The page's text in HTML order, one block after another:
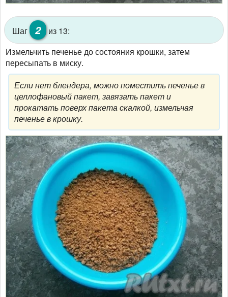
Шаг 2
из 13:
Измельчить печенье до состояния крошки, затем
пересыпать в миску.
Если нет блендера, можно поместить печенье в
целлофановый пакет, завязать пакет и
прокатать поверх пакета скалкой, измельчая
печенье в крошку.